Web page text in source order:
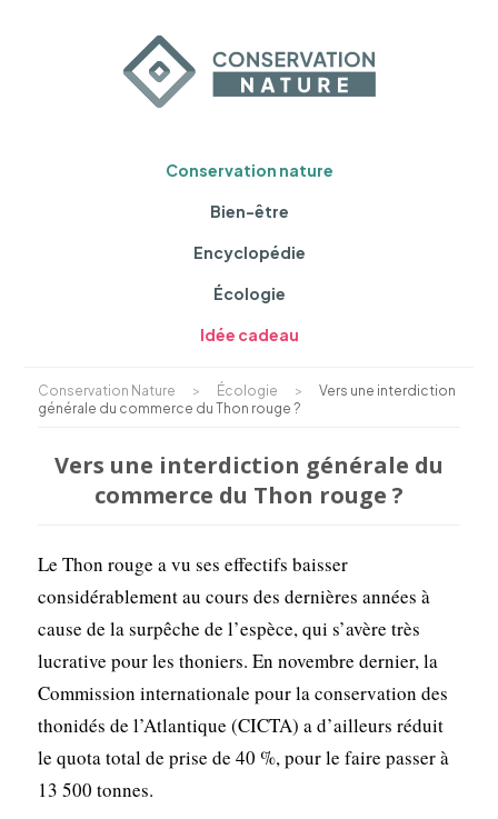
Conservation nature
Bien-être
Encyclopédie
Écologie
Idée cadeau
Conservation Nature > Écologie >
Vers une interdiction
générale du commerce du Thon rouge ?
Vers une interdiction générale du
commerce du Thon rouge ?
Le Thon rouge a vu ses effectifs baisser
considérablement au cours des dernières années à
cause de la surpêche de l’espèce, qui s’avère très
lucrative pour les thoniers. En novembre dernier, la
Commission internationale pour la conservation des
thonidés de l’Atlantique (CICTA) a d’ailleurs réduit
le quota total de prise de 40 %, pour le faire passer à
13 500 tonnes.